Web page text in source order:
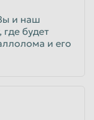
и наш
где будет
и его